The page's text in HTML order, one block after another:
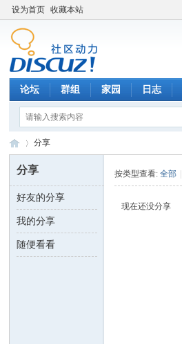
设为首页 收藏本站
论坛 群组 家园 日志
数 ›
分享
分享
好友的分享
我的分享
随便看看
按类型查看:全部
现在还没分享